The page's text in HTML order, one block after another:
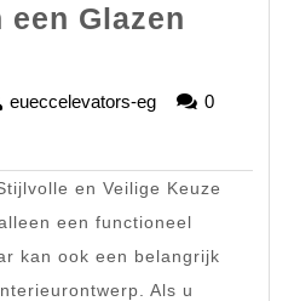
Glazen
eueccelevators-eg
eueccelevators-
0
en Veilige Keuze
een functioneel
kan ook een belangrijk
Als u